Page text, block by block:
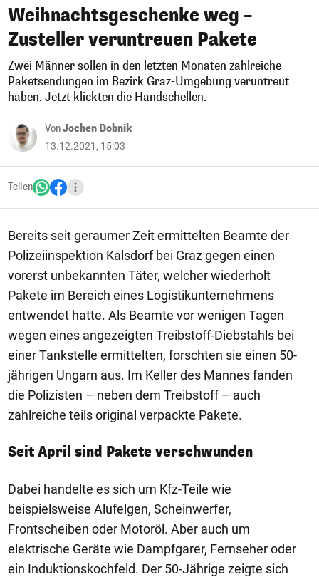
Weihnachtsgeschenke weg –
Zusteller veruntreuen Pakete
Zwei Männer sollen in den letzten Monaten zahlreiche
Paketsendungen im Bezirk Graz-Umgebung veruntreut
haben. Jetzt klickten die Handschellen.
VonJochen Dobnik
13.12.2021, 15:03
Teilen
Bereits seit geraumer Zeit ermittelten Beamte der
Polizeiinspektion Kalsdorf bei Graz gegen einen
vorerst unbekannten Täter, welcher wiederholt
Pakete im Bereich eines Logistikunternehmens
entwendet hatte. Als Beamte vor wenigen Tagen
wegen eines angezeigten Treibstoff-Diebstahls bei
einer Tankstelle ermittelten, forschten sie einen 50-
jährigen Ungarn aus. Im Keller des Mannes fanden
die Polizisten – neben dem Treibstoff – auch
zahlreiche teils original verpackte Pakete.
Seit April sind Pakete verschwunden
Dabei handelte es sich um Kfz-Teile wie
beispielsweise Alufelgen, Scheinwerfer,
Frontscheiben oder Motoröl. Aber auch um
elektrische Geräte wie Dampfgarer, Fernseher oder
ein Induktionskochfeld. Der 50-Jährige zeigte sich